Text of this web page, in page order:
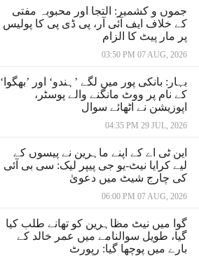
جموں و کشمیر: التجا اور محبوبہ مفتی
کے خلاف ایف آئی آر، پی ڈی پی کا پولیس
پر مار پیٹ کا الزام
03:50 PM 07 AUG, 2026
بہار: بانکی پور میں لگے ’ہندو‘ اور ’بھگوا‘
کے نام پر ووٹ مانگنے والے پوسٹر،
اپوزیشن نے اٹھائے سوال
04:35 PM 29 JUL, 2026
این ٹی اے کے اپنے ماہرین نے پیسوں کے
لیے کرایا نیٹ-یو جی پیپر لیک: سی بی آئی
کی چارج شیٹ میں دعویٰ
06:00 PM 07 AUG, 2026
گوا میں نیٹ مظاہرین کو تھانے طلب کیا
گیا، طویل سوالنامے میں عمر خالد کے
بارے میں پوچھا گیا: رپورٹ